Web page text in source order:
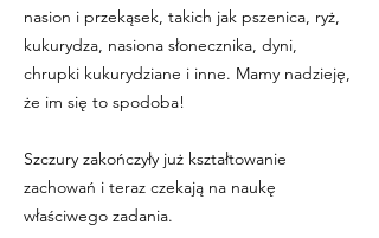
nasion i przekąsek, takich jak pszenica, ryż,
kukurydza, nasiona słonecznika, dyni,
chrupki kukurydziane i inne. Mamy nadzieję,
że im się to spodoba!
Szczury zakończyły już kształtowanie
zachowań i teraz czekają na naukę
właściwego zadania.